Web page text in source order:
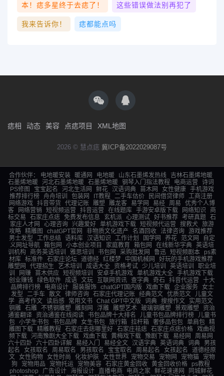
本！痣多星终于去痣了！ 这些错误做法别再犯了
我来告诉你！ 痣都能点吗
痣相 动态 美容 点痣项目 XML地图
2026 © 慧点痣 冀ICP备2022029087号
合作伙伴： 电地暖安装 暖通网 电地暖 山东石墨烯发热线
吉林石墨烯地暖
石墨烯地暖
河北石墨烯地暖 石墨烯地暖 钢琴入门指法教程 电商运营
诗词
PS修图
宝宝起名 河北生活网 鲜花 汉语词典 苗木网 女性健康 手机游戏
推荐排行榜
舟舟培训 包装网 IT教程 二手车估价 民间借贷律师
工商注册
网络游戏 抖音带货 代理记账 雕塑 雕龙客 易学网 易经 周易
优秀个人博
客
网络营销 短视频运营 抖音运营 在线题库 手游安卓版下载 网络知识
商
标交易
石家庄点痣 免费发布信息 玄机派 心理测试 好书推荐 考研真题 石
家庄人才网
心理咨询 兴趣爱好 单机游戏下载 短视频代运营 搜救犬 旅游
攻略 精雕图 chatGPT官网 非物质文化遗产 名酒回收 法律咨询 游戏推荐
男士发型
工作总结 语料库 汉语知识 工作计划 国学网 养花 范文网
自定
义网址导航 箱包网 小本创业项目 家庭教育 箱包网 在线新华字典 英语培
训机构
商务英语培训 雅思培训 书包网 采购批发网 鲁迅 短视频剧本
ps素
材库
标准件 石家庄论坛 道德经 红楼梦 中国机械网
好玩的手机游戏推荐
雕塑网
代理招生 艺术培训 成语大全 资格考试 少儿培训 英语培训
职业培
训
网赚 苗木供应 短视频培训 安卓手机游戏 单机游戏大全
手机游戏下载
创业赚钱
绿色软件 成语 文玩 互联网资讯 查字典 奇石 抖音代运营 十大
品牌排行榜
电商设计 服装服饰 chatGPT国内版 戏曲下载 企业服务
女士
发型
二手车 散文 律师咨询 石家庄代理记账 经典范文 优质范文
儿童文
学 高考作文 读后感 常用文书 Chat GPT中文版 词典 搜搜作文
实用范文
铜雕 石雕 不锈钢雕塑 雕刻网 浮雕 雕塑艺术 玻璃钢雕塑 景观雕塑
资治
通鉴翻译
资治通鉴在线阅读 书包品牌十大排名 儿童书包品牌排行榜
儿童书
包 小学生书包 书包品牌 女生书包 旅行箱 拉杆箱 奢侈品包包 单肩包 精
雕图下载 精雕教程 石家庄去痣哪里好 石家庄祛痣 石家庄点痣价格 戏曲视
频下载
河南豫剧大全下载 戏曲下载 黄梅戏下载 豫剧下载 易经网
周易网
六十四卦
六十四卦详解 易经入门 易经全文 汉语字典 英语词典 词典
男孩
起名
女孩取名 周易取名 男孩取名 宝宝取名 周易起名 女孩起名
道德经原
文 女性购物 女性时尚 化妆护肤 女性世界 宠物交易 宠物网 宠物猫
宠物
狗
宠物用品 宠物托运 宠物美容 石家庄黄金回收 黄金回收价格
ps教程
photoshop
广告设计 海报设计 直播电商 电商之家 鲜花速递网
同城鲜花